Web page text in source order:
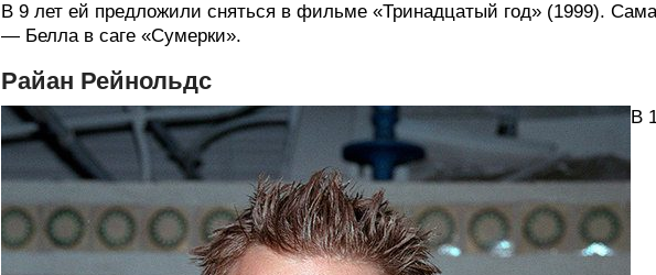
В 9 лет ей предложили сняться в фильме «Тринадцатый год» (1999).
— Белла в саге «Сумерки».
Райан Рейнольдс
В